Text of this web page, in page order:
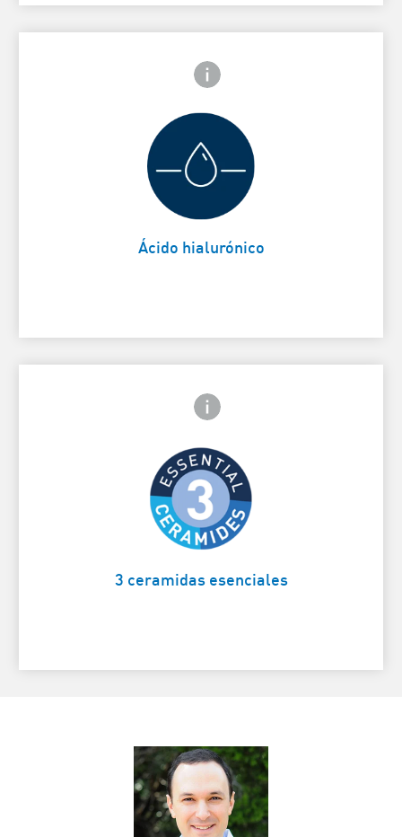
Icono de información frontal
Ácido hialurónico
Ayuda a retener la humedad
natural de la piel
Icono de información frontal
3 ceramidas esenciales
Para ayudar a reparar la barrera
natural de la piel